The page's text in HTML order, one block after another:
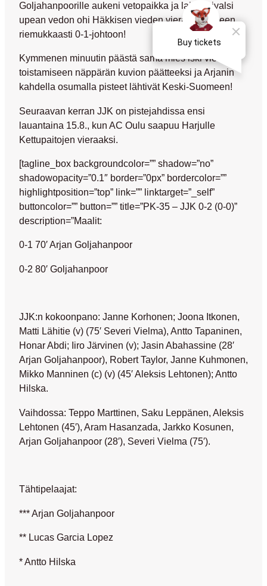
Goljahanpoorille aukeni vetopaikka ja laituri sivalsi
upean vedon ohi Häkkisen vieden vierasjoukkueen
riemukkaasti 0-1-johtoon!
Kymmenen minuutin päästä sama mies iski vielä
toistamiseen näppärän kuvion päätteeksi ja Arjanin
kahdella osumalla pisteet lähtivät Keski-Suomeen!
Seuraavan kerran JJK on pistejahdissa ensi
lauantaina 15.8., kun AC Oulu saapuu Harjulle
Kettupaitojen vieraaksi.
[tagline_box backgroundcolor=”” shadow=”no”
shadowopacity=”0.1″ border=”0px” bordercolor=””
highlightposition=”top” link=”” linktarget=”_self”
buttoncolor=”” button=”” title=”PK-35 – JJK 0-2 (0-0)”
description=”Maalit:
0-1 70′ Arjan Goljahanpoor
0-2 80′ Goljahanpoor
JJK:n kokoonpano: Janne Korhonen; Joona Itkonen,
Matti Lähitie (v) (75′ Severi Vielma), Antto Tapaninen,
Honar Abdi; Iiro Järvinen (v); Jasin Abahassine (28′
Arjan Goljahanpoor), Robert Taylor, Janne Kuhmonen,
Mikko Manninen (c) (v) (45′ Aleksis Lehtonen); Antto
Hilska.
Vaihdossa: Teppo Marttinen, Saku Leppänen, Aleksis
Lehtonen (45′), Aram Hasanzada, Jarkko Kosunen,
Arjan Goljahanpoor (28′), Severi Vielma (75′).
Tähtipelaajat:
*** Arjan Goljahanpoor
** Lucas Garcia Lopez
* Antto Hilska